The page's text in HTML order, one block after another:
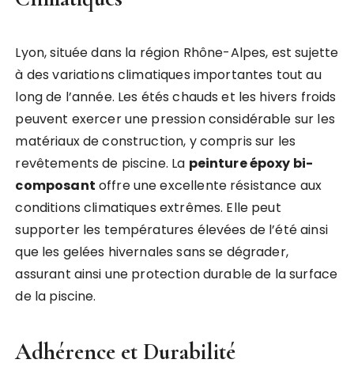
Lyon, située dans la région Rhône-Alpes, est sujette
à des variations climatiques importantes tout au
long de l’année. Les étés chauds et les hivers froids
peuvent exercer une pression considérable sur les
matériaux de construction, y compris sur les
revêtements de piscine. La peinture époxy bi-
composant offre une excellente résistance aux
conditions climatiques extrêmes. Elle peut
supporter les températures élevées de l’été ainsi
que les gelées hivernales sans se dégrader,
assurant ainsi une protection durable de la surface
de la piscine.
Adhérence et Durabilité